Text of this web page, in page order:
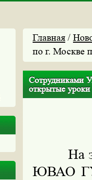
Главная /
по г. Москве
Cотрудниками
открытые
На
ЮВАО ГУ